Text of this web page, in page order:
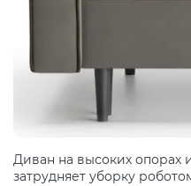
Диван на высоких опорах
затрудняет уборку